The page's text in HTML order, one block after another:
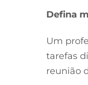
Defina
Um
tarefas
reunião